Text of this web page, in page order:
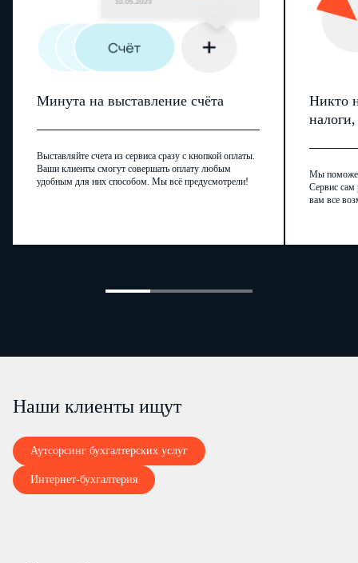
Минута на выставление счёта
Выставляйте счета из сервиса сразу с кнопкой оплаты.
Ваши клиенты смогут совершать оплату любым
удобным для них способом. Мы всё предусмотрели!
Никто
Мы
Сервис сам
вам все
Наши клиенты ищут
Аутсорсинг бухгалтерских услуг
Интернет-бухгалтерия